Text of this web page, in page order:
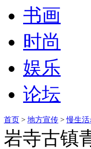
书画
时尚
娱乐
论坛
首页 > 地方宣传 >慢生活
岩寺古镇